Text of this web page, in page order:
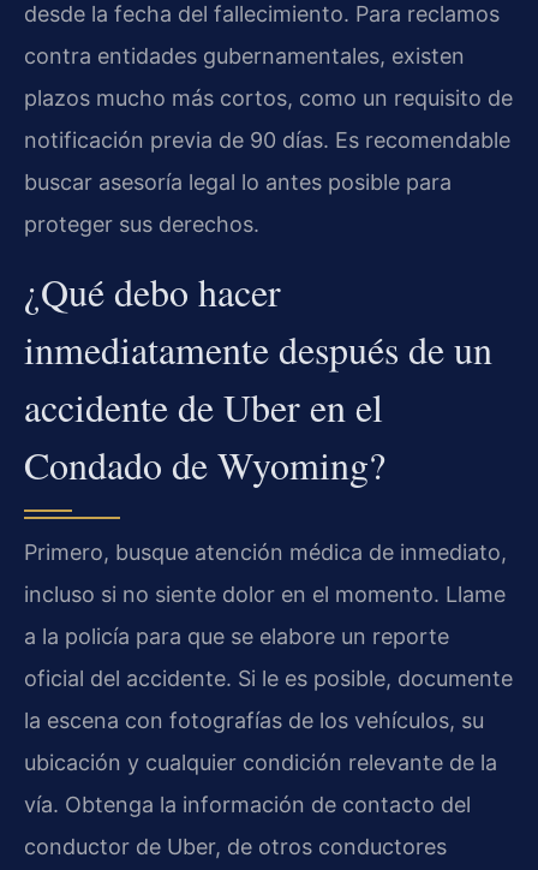
desde la fecha del fallecimiento. Para reclamos
contra entidades gubernamentales, existen
plazos mucho más cortos, como un requisito de
notificación previa de 90 días. Es recomendable
buscar asesoría legal lo antes posible para
proteger sus derechos.
¿Qué debo hacer
inmediatamente después de un
accidente de Uber en el
Condado de Wyoming?
Primero, busque atención médica de inmediato,
incluso si no siente dolor en el momento. Llame
a la policía para que se elabore un reporte
oficial del accidente. Si le es posible, documente
la escena con fotografías de los vehículos, su
ubicación y cualquier condición relevante de la
vía. Obtenga la información de contacto del
conductor de Uber, de otros conductores